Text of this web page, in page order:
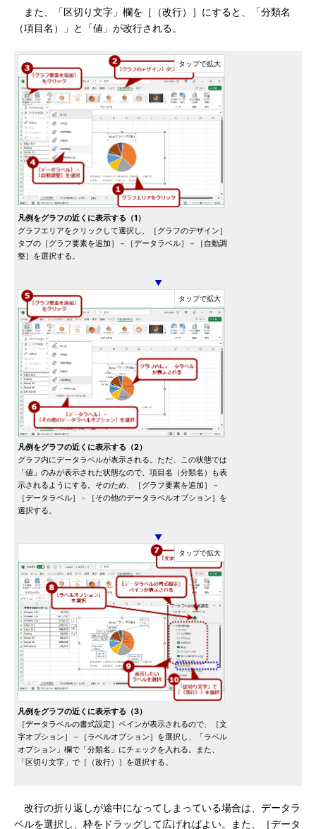
また、「区切り文字」欄を［（改行）］にすると、「分類名
（項目名）」と「値」が改行される。
凡例をグラフの近くに表示する（1）
グラフエリアをクリックして選択し、［グラフのデザイン］
タブの［グラフ要素を追加］－［データラベル］－［自動調
整］を選択する。
▼
凡例をグラフの近くに表示する（2）
グラフ内にデータラベルが表示される。ただ、この状態では
「値」のみが表示された状態なので、項目名（分類名）も表
示されるようにする。そのため、［グラフ要素を追加］－
［データラベル］－［その他のデータラベルオプション］を
選択する。
▼
凡例をグラフの近くに表示する（3）
［データラベルの書式設定］ペインが表示されるので、［文
字オプション］－［ラベルオプション］を選択し、「ラベル
オプション」欄で「分類名」にチェックを入れる。また、
「区切り文字」で［（改行）］を選択する。
改行の折り返しが途中になってしまっている場合は、データラ
ベルを選択し、枠をドラッグして広げればよい。また、［データ